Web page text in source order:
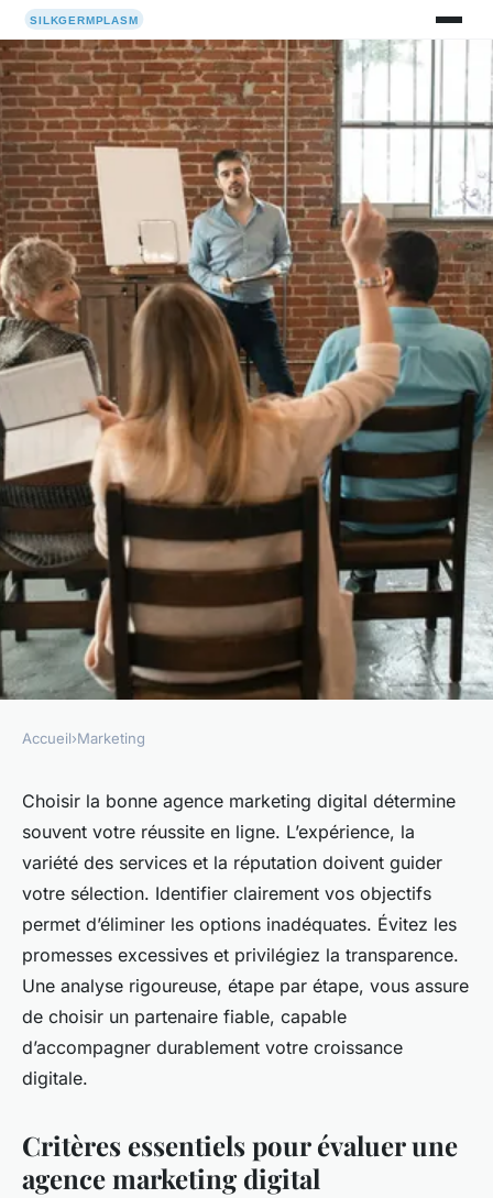
Comment choisir la meilleure
agence marketing digital pour
votre succès en ligne
Clara•15 octobre 2025•9 min de lecture
Accueil›Marketing
Choisir la bonne agence marketing digital détermine
souvent votre réussite en ligne. L’expérience, la
variété des services et la réputation doivent guider
votre sélection. Identifier clairement vos objectifs
permet d’éliminer les options inadéquates. Évitez les
promesses excessives et privilégiez la transparence.
Une analyse rigoureuse, étape par étape, vous assure
de choisir un partenaire fiable, capable
d’accompagner durablement votre croissance
digitale.
Critères essentiels pour évaluer une
agence marketing digital